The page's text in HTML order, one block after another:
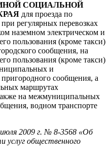
СОЦИАЛЬНОЙ
для проезда по
регулярных перевозках
наземном электрическом и
пользования (кроме такси)
сообщения, на
пользования (кроме такси)
и
сообщения, а
маршрутах
на межмуниципальных
водном транспорте
июля 2009 г. № 8-3568 «Об
услуг общественного